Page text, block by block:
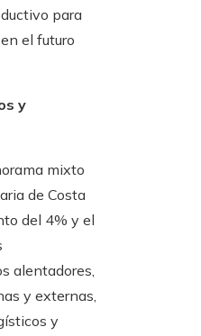
para
el futuro
y
mixto
de Costa
del 4% y el
alentadores,
y externas,
y